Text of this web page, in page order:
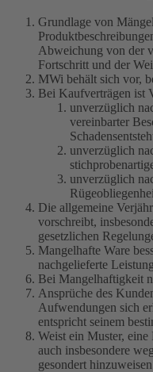
Grundlage von
Abweichung von der
Fortschritt und der
MWi behält sich vor,
Bei Kaufverträgen ist
unverzüglich
vereinbarter
unverzüglich
unverzüglich
Die allgemeine
vorschreibt,
gesetzlichen
Mangelhafte Ware
nachgelieferte
Bei Mangelhaftigkeit
Ansprüche des
Aufwendungen sich
entspricht seinem
Weist ein Muster,
auch insbesondere
gesondert